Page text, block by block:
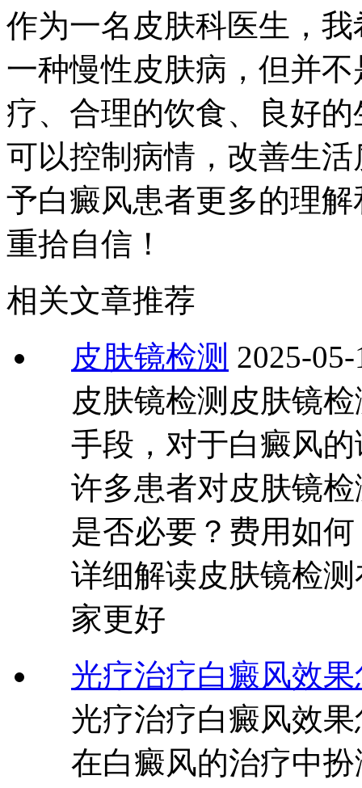
作为一名皮肤科医生，
一种慢性皮肤病，但并
疗、合理的饮食、良好
可以控制病情，改善生
予白癜风患者更多的理
重拾自信！
相关文章推荐
皮肤镜检测 2025-05-
皮肤镜检测皮肤镜
手段，对于白癜风
许多患者对皮肤镜
是否必要？费用如
详细解读皮肤镜检
家更好
光疗治疗白癜风效
光疗治疗白癜风效
在白癜风的治疗中